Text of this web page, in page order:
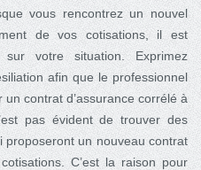
vous rencontrez un nouvel
de vos cotisations, il est
votre situation. Exprimez
afin que le professionnel
contrat d’assurance corrélé à
pas évident de trouver des
un nouveau contrat
C’est la raison pour